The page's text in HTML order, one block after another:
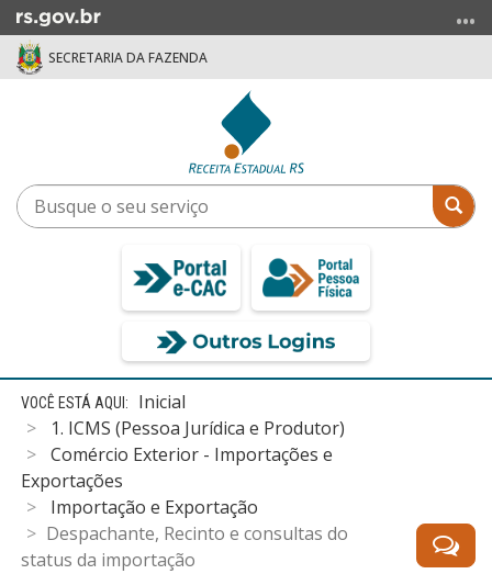
para
menu
SECRETARIA DA FAZENDA
Busque
o
Início
conteúdo
Inicial
1. ICMS (Pessoa Jurídica e Produtor)
Comércio Exterior - Importações e
Exportações
Importação e Exportação
Despachante, Recinto e consultas do
status da importação